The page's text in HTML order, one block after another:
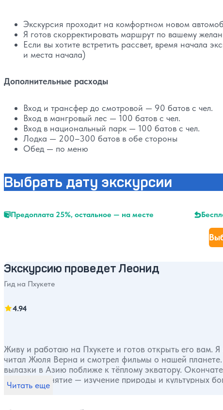
Экскурсия проходит на комфортном новом
Я готов скорректировать маршрут по вашему
Если вы хотите встретить рассвет, время начала
и места начала)
Дополнительные расходы
Вход и трансфер до смотровой — 90 батов с чел.
Вход в мангровый лес — 100 батов с чел.
Вход в национальный парк — 100 батов с чел.
Лодка — 200–300 батов в обе стороны
Обед — по меню
Выбрать дату экскурсии
Предоплата 25%, остальное — на месте
Экскурсию проведет Леонид
Гид на Пхукете
4.94
Живу и работаю на Пхукете и готов открыть его вам.
читал Жюля Верна и смотрел фильмы о нашей
вылазки в Азию поближе к тёплому экватору.
любимое занятие — изучение природы и культурных
интересное из того, что мне удалось узнать.
Читать еще